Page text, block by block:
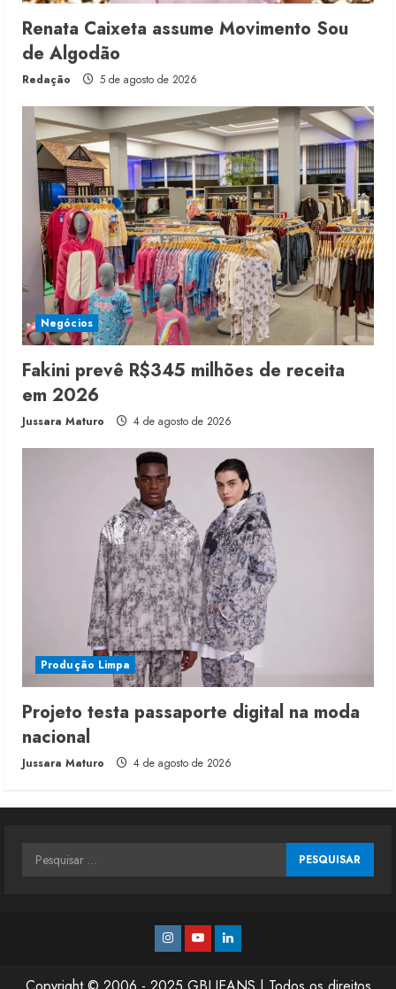
Renata Caixeta assume Movimento Sou
de Algodão
Redação 5 de agosto de 2026
Negócios
Fakini prevê R$345 milhões de receita
em 2026
Jussara Maturo 4 de agosto de 2026
Produção Limpa
Projeto testa passaporte digital na moda
nacional
Jussara Maturo 4 de agosto de 2026
Pesquisar
Instagram
YoutubeLinkedin